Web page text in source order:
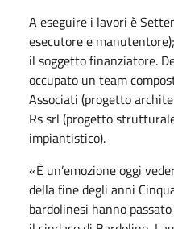
A eseguire i lavori è
esecutore e
il soggetto finanziatore.
occupato un team
Associati (progetto
Rs srl (progetto
impiantistico).
«È un’emozione oggi
della fine degli anni
bardolinesi hanno